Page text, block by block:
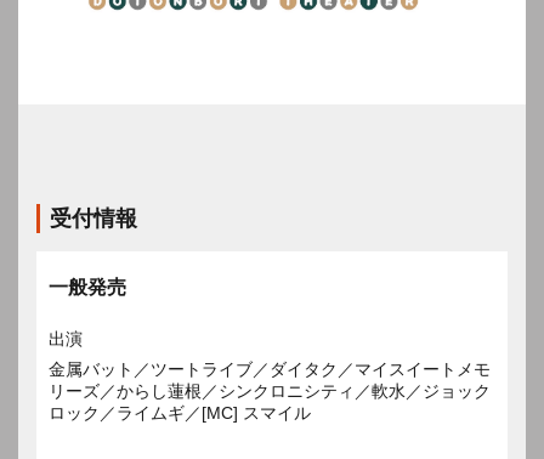
受付情報
一般発売
出演
金属バット／ツートライブ／ダイタク／マイスイートメモ
リーズ／からし蓮根／シンクロニシティ／軟水／ジョック
ロック／ライムギ／[MC] スマイル